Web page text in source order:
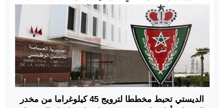
الديستي تحبط مخططا لترويج 45 كيلوغراما من مخدر